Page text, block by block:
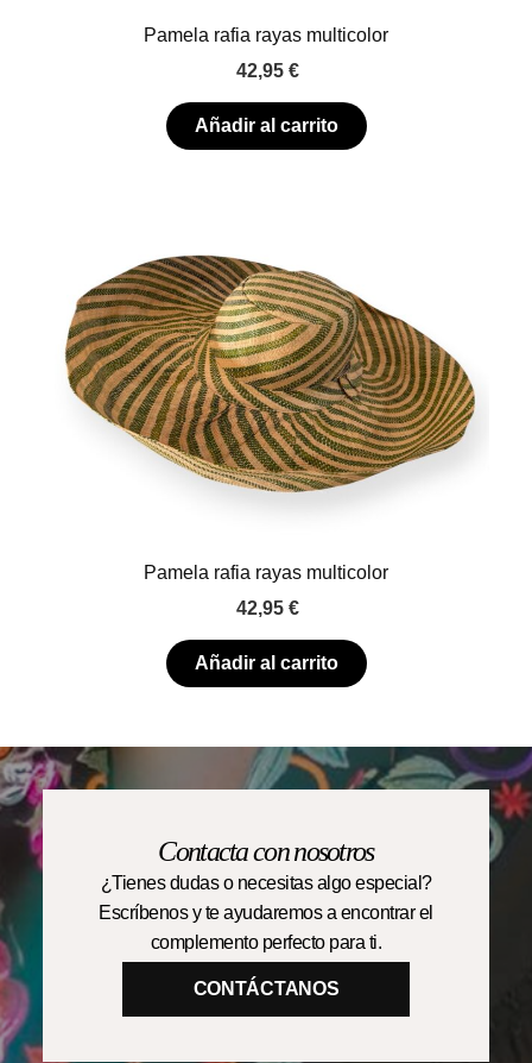
Pamela rafia rayas multicolor
42,95 €
Añadir al carrito
Pamela rafia rayas multicolor
42,95 €
Añadir al carrito
Contacta con nosotros
¿Tienes dudas o necesitas algo especial?
Escríbenos y te ayudaremos a encontrar el
complemento perfecto para ti.
CONTÁCTANOS